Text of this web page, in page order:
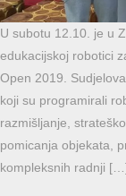
U subotu 12.10. je u
edukacijskoj robotici
Open 2019.
koji su programirali
razmišljanje,
pomicanja objekata,
kompleksnih radnji